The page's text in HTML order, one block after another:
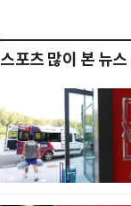
스포츠 많이 본 뉴스